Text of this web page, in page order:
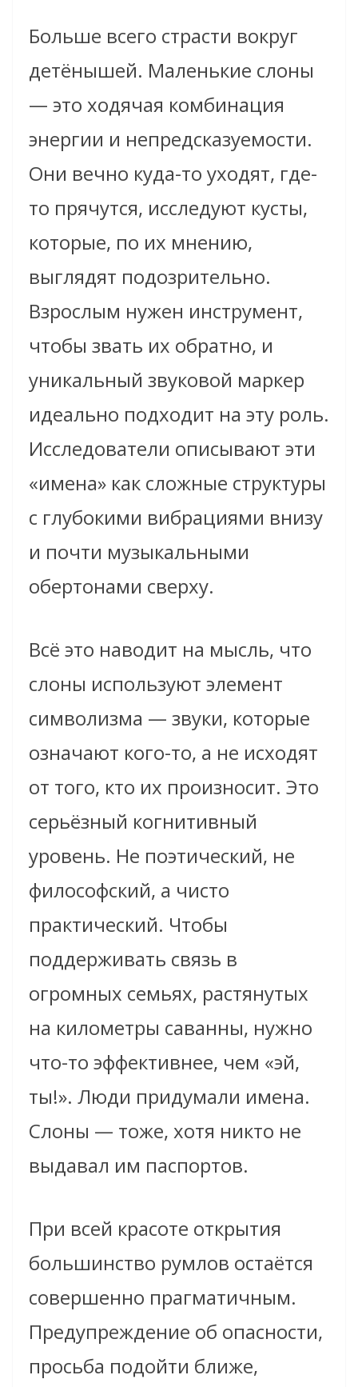
Больше всего страсти вокруг
детёнышей. Маленькие слоны
— это ходячая комбинация
энергии и непредсказуемости.
Они вечно куда-то уходят, где-
то прячутся, исследуют кусты,
которые, по их мнению,
выглядят подозрительно.
Взрослым нужен инструмент,
чтобы звать их обратно, и
уникальный звуковой маркер
идеально подходит на эту роль.
Исследователи описывают эти
«имена» как сложные структуры
с глубокими вибрациями внизу
и почти музыкальными
обертонами сверху.
Всё это наводит на мысль, что
слоны используют элемент
символизма — звуки, которые
означают кого-то, а не исходят
от того, кто их произносит. Это
серьёзный когнитивный
уровень. Не поэтический, не
философский, а чисто
практический. Чтобы
поддерживать связь в
огромных семьях, растянутых
на километры саванны, нужно
что-то эффективнее, чем «эй,
ты!». Люди придумали имена.
Слоны — тоже, хотя никто не
выдавал им паспортов.
При всей красоте открытия
большинство румлов остаётся
совершенно прагматичным.
Предупреждение об опасности,
просьба подойти ближе,